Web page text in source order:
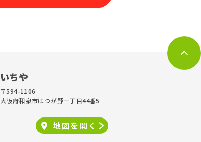
いちや
〒594-1106
大阪府和泉市はつが野一丁目44番5
地図を 開く